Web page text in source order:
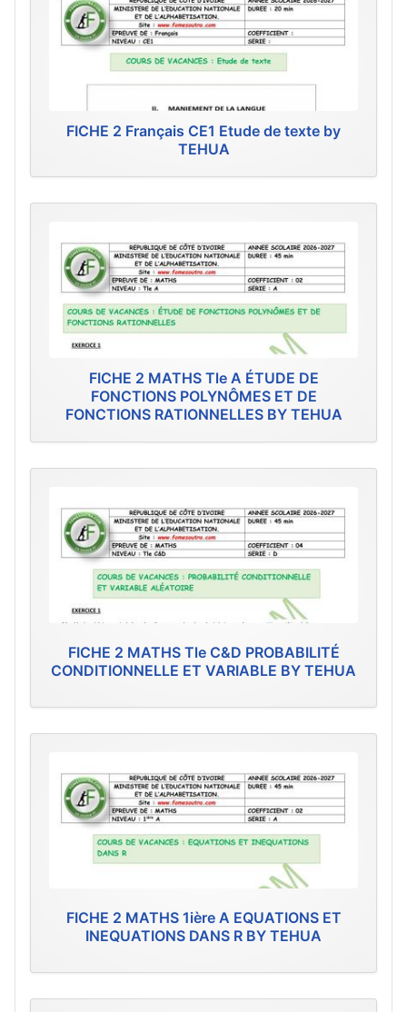
FICHE 2 Français CE1 Etude de texte by
TEHUA
FICHE 2 MATHS Tle A ÉTUDE DE
FONCTIONS POLYNÔMES ET DE
FONCTIONS RATIONNELLES BY TEHUA
FICHE 2 MATHS Tle C&D PROBABILITÉ
CONDITIONNELLE ET VARIABLE BY TEHUA
FICHE 2 MATHS 1ière A EQUATIONS ET
INEQUATIONS DANS R BY TEHUA